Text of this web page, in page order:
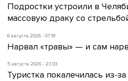
Подростки устроили в
массовую драку со
6 августа 2026 - 07:18
Нарвал «травы» — и сам
5 августа 2026 - 23:03
Туристка покалечилась из-